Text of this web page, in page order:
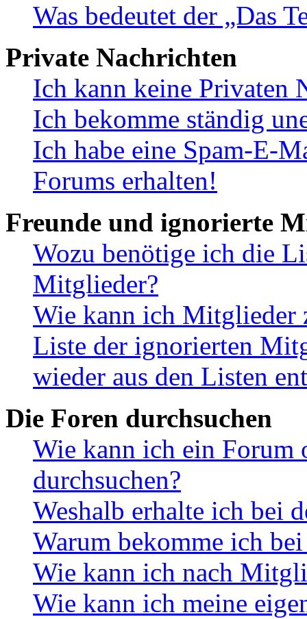
Was bedeutet der „Das
Private Nachrichten
Ich kann keine Privaten
Ich bekomme ständig
Ich habe eine Spam-E-
Forums erhalten!
Freunde und ignorierte
Wozu benötige ich die
Mitglieder?
Wie kann ich Mitglieder
Liste der ignorierten
wieder aus den Listen
Die Foren durchsuchen
Wie kann ich ein Forum
durchsuchen?
Weshalb erhalte ich bei
Warum bekomme ich
Wie kann ich nach
Wie kann ich meine